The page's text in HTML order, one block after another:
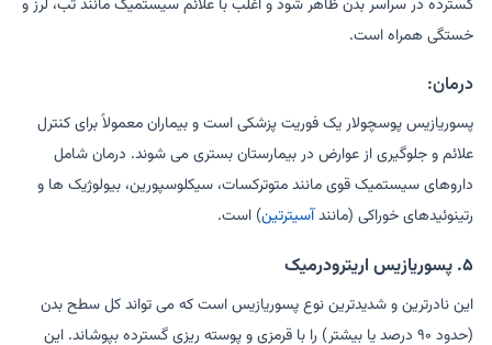
گسترده در سراسر بدن ظاهر شود و اغلب با علائم سیستمیک مانند تب، لرز و
خستگی همراه است.
درمان:
پسوریازیس پوسچولار یک فوریت پزشکی است و بیماران معمولاً برای کنترل
علائم و جلوگیری از عوارض در بیمارستان بستری می شوند. درمان شامل
داروهای سیستمیک قوی مانند متوترکسات، سیکلوسپورین، بیولوژیک ها و
رتینوئیدهای خوراکی (مانندآسیترتین) است.
۵. پسوریازیس اریترودرمیک
این نادرترین و شدیدترین نوع پسوریازیس است که می تواند کل سطح بدن
(حدود ۹۰ درصد یا بیشتر) را با قرمزی و پوسته ریزی گسترده بپوشاند. این